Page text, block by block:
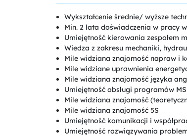
Wykształcenie średnie/ wyższe
Min. 2 lata doświadczenia w pracy
Umiejętność kierowania zespołem
Wiedza z zakresu mechaniki,
Mile widziana znajomość napraw i
Mile widziane uprawnienia
Mile widziana znajomość języka
Umiejętność obsługi programów
Mile widziana znajomość
Mile widziana znajomość 5S
Umiejętność komunikacji i
Umiejętność rozwiązywania